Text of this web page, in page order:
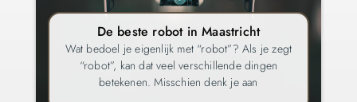
De beste robot in Maastricht
Wat bedoel je eigenlijk met “robot”? Als je zegt
“robot”, kan dat veel verschillende dingen
betekenen. Misschien denk je aan